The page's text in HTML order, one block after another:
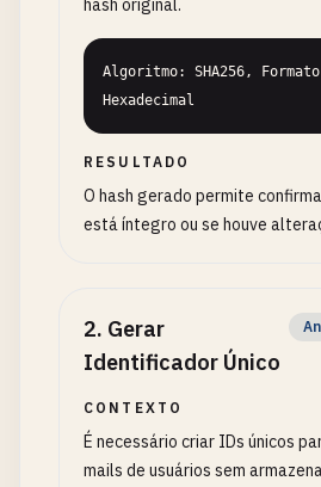
hash original.
Algoritmo: SHA256,
Hexadecimal
RESULTADO
O hash gerado permite
está íntegro ou se houve
2. Gerar
Identificador Único
CONTEXTO
É necessário criar IDs únicos
mails de usuários sem